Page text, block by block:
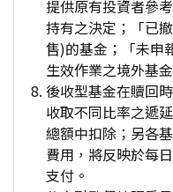
提供原有投資者參
持有之決定；「已
售)的基金；「未申
生效作業之境外基金
後收型基金在贖回
收取不同比率之遞
總額中扣除；另各
費用，將反映於每
支付。